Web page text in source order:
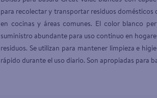
para recolectar y transportar residuos domésticos
en cocinas y áreas comunes. El color blanco
suministro abundante para uso continuo en
residuos. Se utilizan para mantener limpieza e
rápido durante el uso diario. Son apropiadas para